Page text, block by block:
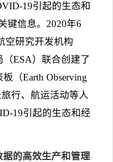
19引起的生态和
键信息。 2020年6
空研究开发机构
（ESA）联合创建了
板（Earth Observing
行、航运活动等人
19引起的生态和经
的高效生产和管理